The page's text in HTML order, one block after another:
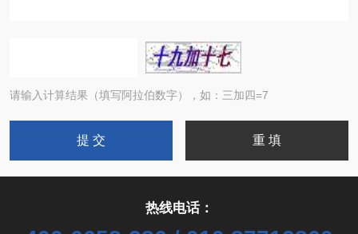
请输入计算结果（填写阿拉伯数字），如：三加四=7
热线电话：